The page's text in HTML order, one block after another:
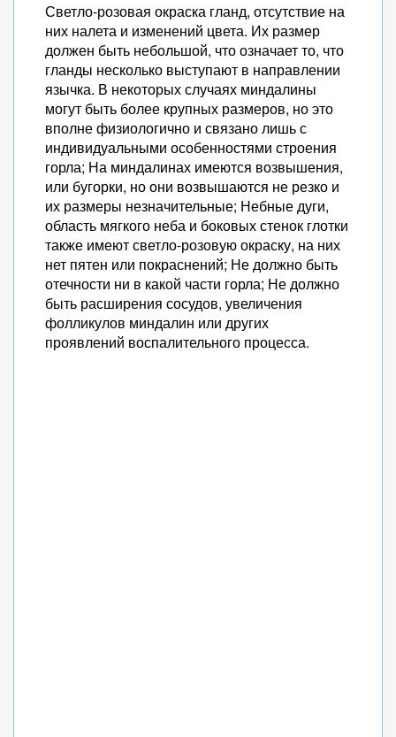
Светло-розовая окраска гланд, отсутствие на
них налета и изменений цвета. Их размер
должен быть небольшой, что означает то, что
гланды несколько выступают в направлении
язычка. В некоторых случаях миндалины
могут быть более крупных размеров, но это
вполне физиологично и связано лишь с
индивидуальными особенностями строения
горла; На миндалинах имеются возвышения,
или бугорки, но они возвышаются не резко и
их размеры незначительные; Небные дуги,
область мягкого неба и боковых стенок глотки
также имеют светло-розовую окраску, на них
нет пятен или покраснений; Не должно быть
отечности ни в какой части горла; Не должно
быть расширения сосудов, увеличения
фолликулов миндалин или других
проявлений воспалительного процесса.